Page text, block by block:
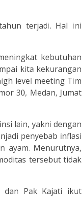
terjadi. Hal ini
kebutuhan
kita kekurangan
level meeting Tim
30, Medan, Jumat
lain, yakni dengan
penyebab inflasi
ayam. Menurutnya,
tersebut tidak
dan Pak Kajati ikut